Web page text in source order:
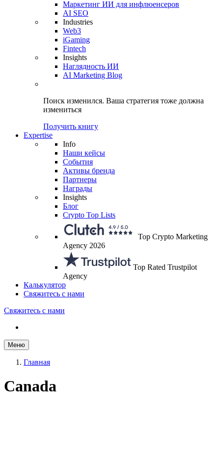
Маркетинг ИИ для инфлюенсеров
AI SEO
Industries
Web3
iGaming
Fintech
Insights
Наглядность ИИ
AI Marketing Blog
Поиск изменился. Ваша стратегия тоже должна
измениться
Получить книгу
Expertise
Info
Наши кейсы
События
Активы бренда
Партнеры
Награды
Insights
Блог
Crypto Top Lists
Top Crypto Marketing
Agency 2026
Top Rated Trustpilot
Agency
Калькулятор
Свяжитесь с нами
Свяжитесь с нами
Меню
Главная
Canada